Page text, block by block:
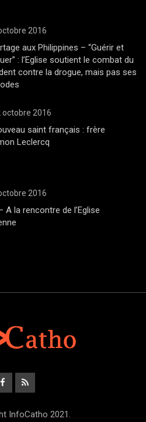
2016
aux Philippines – “Guérir et
: l’Eglise soutient le combat du
contre la drogue, mais pas ses
octobre 2016
saint français : frère
Leclercq
2016
A la rencontre de l’Eglise
InfoCatho 2021.